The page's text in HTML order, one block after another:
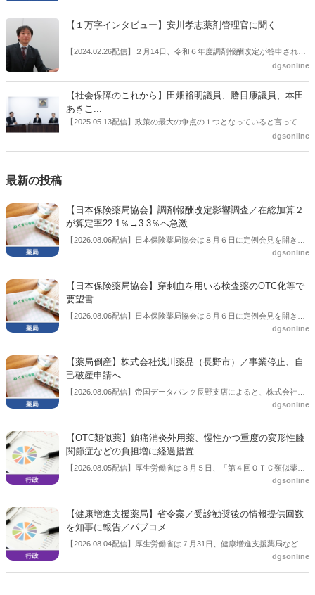
た。医薬品の安定供給確保だ。10月22日に開かれた「日本フォーミュ
飯田市）は、会員薬局から安定供給確保への強い要望があったことを
受け、安定供給確保が見込めるPPI３成分について銘柄を含めて選定
【１万字インタビュー】安川孝志薬剤管理官に聞く
【2024.02.26配信】２月14日、令和６年度調剤報酬改定が答申され
た。本紙では、厚生労働省保険局医療課・薬剤管理官の安川孝志氏
dgsonline
【社会保障のこれから】田畑裕明議員、勝目康議員、本田
あきこ...
【2025.05.13配信】政策の最大の争点の１つとなっていると言っても
よいのが社会保障のこれからのあり方だ。特に与党では、政府関係者
dgsonline
最新の投稿
【日本保険薬局協会】調剤報酬改定影響調査／在総加算２
が算定率22.1％→3.3％へ急激
【2026.08.06配信】日本保険薬局協会は８月６日に定例会見を開き、
「令和８年度調剤報酬改定に係る保険薬局への影響」の調査結果を公
3.3％へ大きく低下した。
dgsonline
【日本保険薬局協会】穿刺血を用いる検査薬のOTC化等で
要望書
【2026.08.06配信】日本保険薬局協会は８月６日に定例会見を開き、
「穿刺血を用いる検査薬のOTC化等に関する要望書」を厚生労働省 医
dgsonline
【薬局倒産】株式会社浅川薬品（長野市）／事業停止、自
己破産申請へ
【2026.08.06配信】帝国データバンク長野支店によると、株式会社浅
川薬品（長野市）は7月31日に事業を停止し、自己破産申請の準備に
dgsonline
【OTC類似薬】鎮痛消炎外用薬、慢性かつ重度の変形性膝
関節症などの負担増に経過措置
【2026.08.05配信】厚生労働省は８月５日、「第４回ＯＴＣ類似薬の
保険給付の見直しの実施に向けた技術的検討会」を開催。「中間とり
会等に報告し、令和８年秋頃を目途に結論を得る予定。
dgsonline
【健康増進支援薬局】省令案／受診勧奨後の情報提供回数
を知事に報告／パブコメ
【2026.08.04配信】厚生労働省は７月31日、健康増進支援薬局などに
関する省令案を示し、パブコメを開始した。受診勧奨を行った後に、
dgsonline